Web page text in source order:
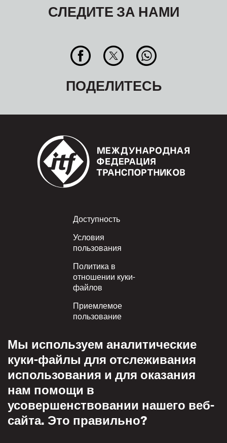
СЛЕДИТЕ ЗА НАМИ
ПОДЕЛИТЕСЬ
Footer
Доступность
Условия
пользования
Политика в
отношении куки-
файлов
Приемлемое
пользование
конфиденциальности
Политика взаимного
уважения
Мы используем аналитические
куки-файлы для отслеживания
использования и для оказания
нам помощи в
усовершенствовании нашего веб-
сайта. Это правильно?